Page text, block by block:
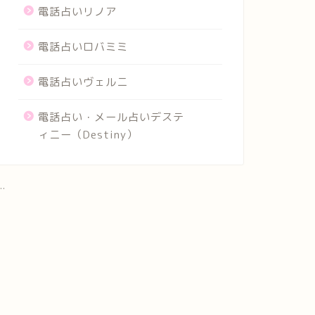
電話占いリノア
電話占いロバミミ
電話占いヴェルニ
電話占い・メール占いデステ
ィニー（Destiny）